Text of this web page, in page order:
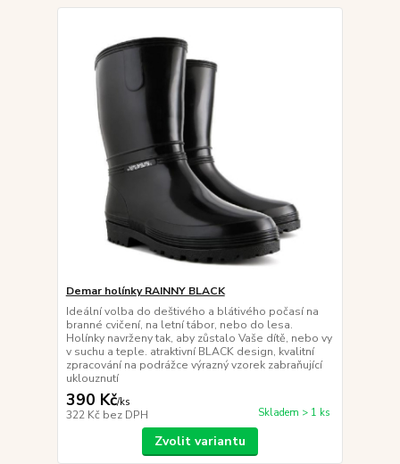
Demar holínky RAINNY BLACK
Ideální volba do deštivého a blátivého počasí na
branné cvičení, na letní tábor, nebo do lesa.
Holínky navrženy tak, aby zůstalo Vaše dítě, nebo vy
v suchu a teple. atraktivní BLACK design, kvalitní
zpracování na podrážce výrazný vzorek zabraňující
uklouznutí
390 Kč/ks
322 Kč bez DPH Skladem > 1 ks
Zvolit variantu